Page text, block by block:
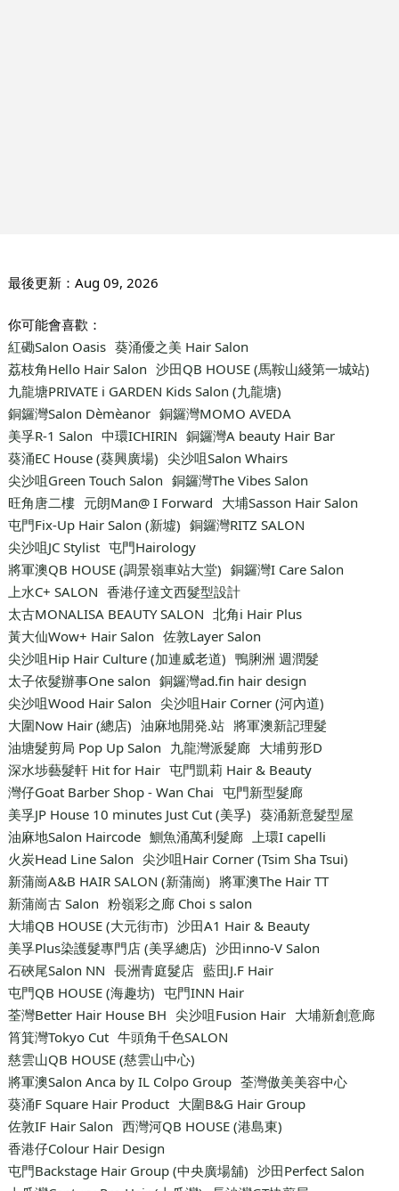
最後更新： Aug 09, 2026
你可能會喜歡：
紅磡Salon Oasis 葵涌優之美 Hair Salon
荔枝角Hello Hair Salon 沙田QB HOUSE (馬鞍山綫第一城站)
九龍塘PRIVATE i GARDEN Kids Salon (九龍塘)
銅鑼灣Salon Dèmèanor 銅鑼灣MOMO AVEDA
美孚R-1 Salon 中環ICHIRIN 銅鑼灣A beauty Hair Bar
葵涌EC House (葵興廣場) 尖沙咀Salon Whairs
尖沙咀Green Touch Salon 銅鑼灣The Vibes Salon
旺角唐二樓 元朗Man@ I Forward 大埔Sasson Hair Salon
屯門Fix-Up Hair Salon (新墟) 銅鑼灣RITZ SALON
尖沙咀JC Stylist 屯門Hairology
將軍澳QB HOUSE (調景嶺車站大堂) 銅鑼灣I Care Salon
上水C+ SALON 香港仔達文西髮型設計
太古MONALISA BEAUTY SALON 北角i Hair Plus
黃大仙Wow+ Hair Salon 佐敦Layer Salon
尖沙咀Hip Hair Culture (加連威老道) 鴨脷洲 週潤髮
太子依髮辦事One salon 銅鑼灣ad.fin hair design
尖沙咀Wood Hair Salon 尖沙咀Hair Corner (河內道)
大圍Now Hair (總店) 油麻地開発.站 將軍澳新記理髮
油塘髮剪局 Pop Up Salon 九龍灣派髮廊 大埔剪形D
深水埗藝髮軒 Hit for Hair 屯門凱莉 Hair & Beauty
灣仔Goat Barber Shop - Wan Chai 屯門新型髮廊
美孚JP House 10 minutes Just Cut (美孚) 葵涌新意髮型屋
油麻地Salon Haircode 鰂魚涌萬利髮廊
上環I capelli
火炭Head Line Salon 尖沙咀Hair Corner (Tsim Sha Tsui)
新蒲崗A&B HAIR SALON (新蒲崗) 將軍澳The Hair TT
新蒲崗古 Salon 粉嶺彩之廊 Choi s salon
大埔QB HOUSE (大元街市) 沙田A1 Hair & Beauty
美孚Plus染護髮專門店 (美孚總店) 沙田inno-V Salon
石硤尾Salon NN 長洲青庭髮店 藍田J.F Hair
屯門QB HOUSE (海趣坊) 屯門INN Hair
荃灣Better Hair House BH 尖沙咀Fusion Hair 大埔新創意廊
筲箕灣Tokyo Cut 牛頭角千色SALON
慈雲山QB HOUSE (慈雲山中心)
將軍澳Salon Anca by IL Colpo Group 荃灣傲美美容中心
葵涌F Square Hair Product 大圍B&G Hair Group
佐敦IF Hair Salon 西灣河QB HOUSE (港島東)
香港仔Colour Hair Design
屯門Backstage Hair Group (中央廣場舖) 沙田Perfect Salon